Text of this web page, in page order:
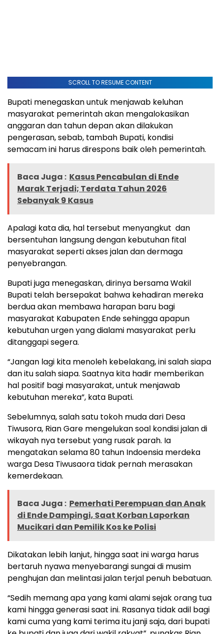
SCROLL TO RESUME CONTENT
Bupati menegaskan untuk menjawab keluhan
masyarakat pemerintah akan mengalokasikan
anggaran dan tahun depan akan dilakukan
pengerasan, sebab, tambah Bupati, kondisi
semacam ini harus direspons baik oleh pemerintah.
Baca Juga : Kasus Pencabulan di Ende
Marak Terjadi; Terdata Tahun 2026
Sebanyak 9 Kasus
Apalagi kata dia, hal tersebut menyangkut dan
bersentuhan langsung dengan kebutuhan fital
masyarakat seperti akses jalan dan dermaga
penyebrangan.
Bupati juga menegaskan, dirinya bersama Wakil
Bupati telah bersepakat bahwa kehadiran mereka
berdua akan membawa harapan baru bagi
masyarakat Kabupaten Ende sehingga apapun
kebutuhan urgen yang dialami masyarakat perlu
ditanggapi segera.
“Jangan lagi kita menoleh kebelakang, ini salah siapa
dan itu salah siapa. Saatnya kita hadir memberikan
hal positif bagi masyarakat, untuk menjawab
kebutuhan mereka”, kata Bupati.
Sebelumnya, salah satu tokoh muda dari Desa
Tiwusora, Rian Gare mengelukan soal kondisi jalan di
wikayah nya tersebut yang rusak parah. Ia
mengatakan selama 80 tahun Indoensia merdeka
warga Desa Tiwusaora tidak pernah merasakan
kemerdekaan.
Baca Juga : Pemerhati Perempuan dan Anak
di Ende Dampingi, Saat Korban Laporkan
Mucikari dan Pemilik Kos ke Polisi
Dikatakan lebih lanjut, hingga saat ini warga harus
bertaruh nyawa menyebarangi sungai di musim
penghujan dan melintasi jalan terjal penuh bebatuan.
“Sedih memang apa yang kami alami sejak orang tua
kami hingga generasi saat ini. Rasanya tidak adil bagi
kami cuma yang kami terima itu janji saja, dari bupati